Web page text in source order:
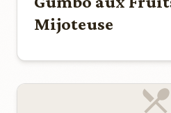
Mijoteuse